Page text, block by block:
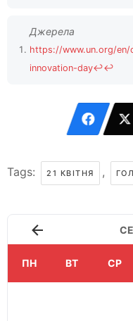
https://www.un.org/en/
innovation-day↩↩
Tags: 21 КВІТНЯ ,
ПН ВТ СР